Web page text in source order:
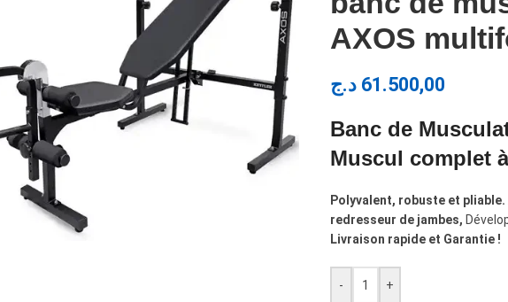
AXOS
61.500,00 د.ج
Banc de
Muscul complet
Polyvalent, robuste et
redresseur de jambes,
Livraison rapide et Garantie !
- +